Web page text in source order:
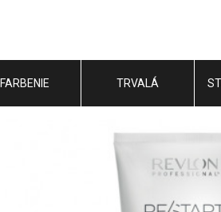
FARBENIE TRVALÁ